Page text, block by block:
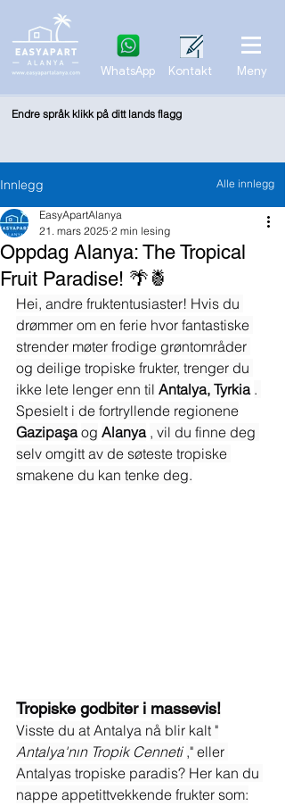
WhatsApp Kontakt Meny
Endre språk klikk på ditt lands flagg
Innlegg
Oppdag Alanya: The Tropical
Fruit Paradise! 🌴🍍
EasyApartAlanya
21. mars 2025 2 min lesing
Hei, andre fruktentusiaster! Hvis du
drømmer om en ferie hvor fantastiske
strender møter frodige grøntområder
og deilige tropiske frukter, trenger du
ikke lete lenger enn til Antalya, Tyrkia .
Spesielt i de fortryllende regionene
Gazipaşa og Alanya , vil du finne deg
selv omgitt av de søteste tropiske
smakene du kan tenke deg.
Tropiske godbiter i massevis!
Visste du at Antalya nå blir kalt "
Antalya'nın Tropik Cenneti ," eller
Antalyas tropiske paradis? Her kan du
nappe appetittvekkende frukter som:
Alle innlegg